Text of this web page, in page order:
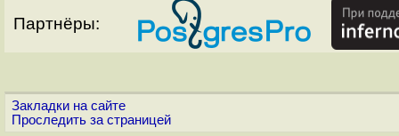
Партнёры:
Закладки на сайте
Проследить за страницей